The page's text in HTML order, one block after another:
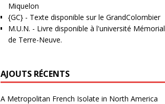
Miquelon
{GC}- Texte disponible sur le GrandColombier
M.U.N. - Livre disponible à l'université Mémorial
de Terre-Neuve.
AJOUTS RÉCENTS
A Metropolitan French Isolate in North America